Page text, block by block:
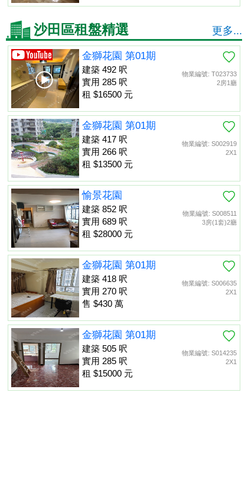
沙田區租盤精選 更多...
物業編號: T023733
2房1廳
金獅花園 第01期
建築 492 呎
實用 285 呎
租 $16500 元
物業編號: S002919
2X1
金獅花園 第01期
建築 417 呎
實用 266 呎
租 $13500 元
物業編號: S008511
3房(1套)2廳
愉景花園
建築 852 呎
實用 689 呎
租 $28000 元
物業編號: S006635
2X1
金獅花園 第01期
建築 418 呎
實用 270 呎
售 $430 萬
物業編號: S014235
2X1
金獅花園 第01期
建築 505 呎
實用 285 呎
租 $15000 元